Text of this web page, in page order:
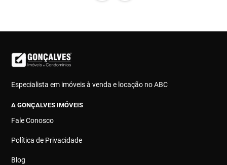
Especialista em imóveis à venda e locação no ABC
A GONÇALVES IMÓVEIS
Fale Conosco
Política de Privacidade
Blog